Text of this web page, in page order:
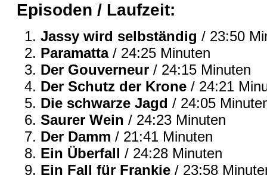
Episoden / Laufzeit:
Jassy wird selbständig / 23:50
Paramatta / 24:25 Minuten
Der Gouverneur / 24:15 Minuten
Der Schutz der Krone / 24:21
Die schwarze Jagd / 24:05
Saurer Wein / 24:23 Minuten
Der Damm / 21:41 Minuten
Ein Überfall / 24:28 Minuten
Ein Fall für Frankie / 23:58